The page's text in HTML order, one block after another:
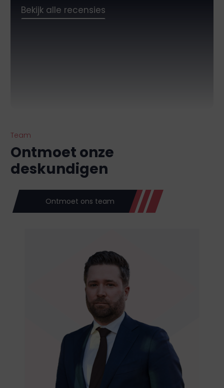
Bekijk alle recensies
Team
Ontmoet onze
deskundigen
Ontmoet ons team